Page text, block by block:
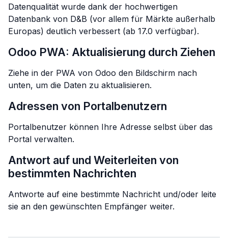
Datenqualität wurde dank der hochwertigen
Datenbank von D&B (vor allem für Märkte außerhalb
Europas) deutlich verbessert (ab 17.0 verfügbar).
Odoo PWA: Aktualisierung durch Ziehen
Ziehe in der PWA von Odoo den Bildschirm nach
unten, um die Daten zu aktualisieren.
Adressen von Portalbenutzern
Portalbenutzer können Ihre Adresse selbst über das
Portal verwalten.
Antwort auf und Weiterleiten von
bestimmten Nachrichten
Antworte auf eine bestimmte Nachricht und/oder leite
sie an den gewünschten Empfänger weiter.